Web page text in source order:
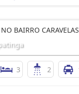
BAIRRO CARAVELAS
3 2